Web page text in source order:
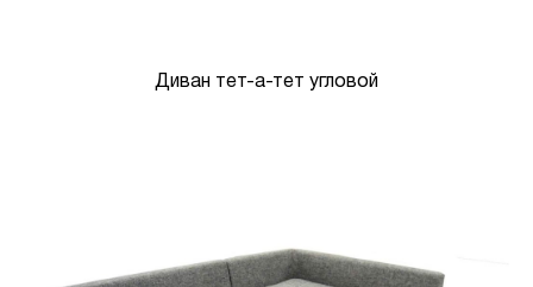
Диван тет-а-тет угловой